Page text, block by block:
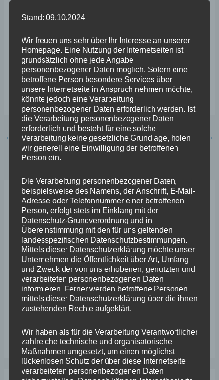
#freiewähler #fwrlp #freiewählerlandtagsfraktion
#landtagrlp #Landtag #RheinlandPfalz
#freiewählerlandtagsfraktionrheinlandpfalz
#Untersuchungsausschuss #flutkatastrophe2021
#Flutkatastrophe #gutachten
#staatsanwaltschaftkoblenz #addrlp
← Vorheriger Beitrag Nächster Beitrag →
Neueste Beiträge
Wefelscheid lehnt Verfassungsänderung ab
VfL Kesselheim e.V. bittet Stadt um Unterstützung bei
Sanierung des Sportplatzes
Engstelle in Aachener Straße – Wefelscheid: „Rübenach
erstickt im Verkehr“
Wefelscheid besichtigt Fort Konstantin
Wefelscheid bei 3-jährigem Jubiläum von Particura
Stand: 09.10.2024
Wir freuen uns sehr über Ihr Interesse an unserer
Homepage. Eine Nutzung der Internetseiten ist
grundsätzlich ohne jede Angabe
personenbezogener Daten möglich. Sofern eine
betroffene Person besondere Services über
unsere Internetseite in Anspruch nehmen möchte,
könnte jedoch eine Verarbeitung
personenbezogener Daten erforderlich werden. Ist
die Verarbeitung personenbezogener Daten
erforderlich und besteht für eine solche
Verarbeitung keine gesetzliche Grundlage, holen
wir generell eine Einwilligung der betroffenen
Person ein.
Die Verarbeitung personenbezogener Daten,
beispielsweise des Namens, der Anschrift, E-Mail-
Adresse oder Telefonnummer einer betroffenen
Person, erfolgt stets im Einklang mit der
Datenschutz-Grundverordnung und in
Übereinstimmung mit den für uns geltenden
landesspezifischen Datenschutzbestimmungen.
Mittels dieser Datenschutzerklärung möchte unser
Unternehmen die Öffentlichkeit über Art, Umfang
und Zweck der von uns erhobenen, genutzten und
verarbeiteten personenbezogenen Daten
informieren. Ferner werden betroffene Personen
mittels dieser Datenschutzerklärung über die ihnen
zustehenden Rechte aufgeklärt.
Wir haben als für die Verarbeitung Verantwortlicher
zahlreiche technische und organisatorische
Maßnahmen umgesetzt, um einen möglichst
lückenlosen Schutz der über diese Internetseite
verarbeiteten personenbezogenen Daten